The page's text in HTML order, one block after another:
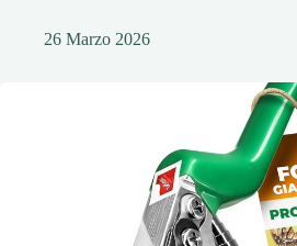
26 Marzo 2026